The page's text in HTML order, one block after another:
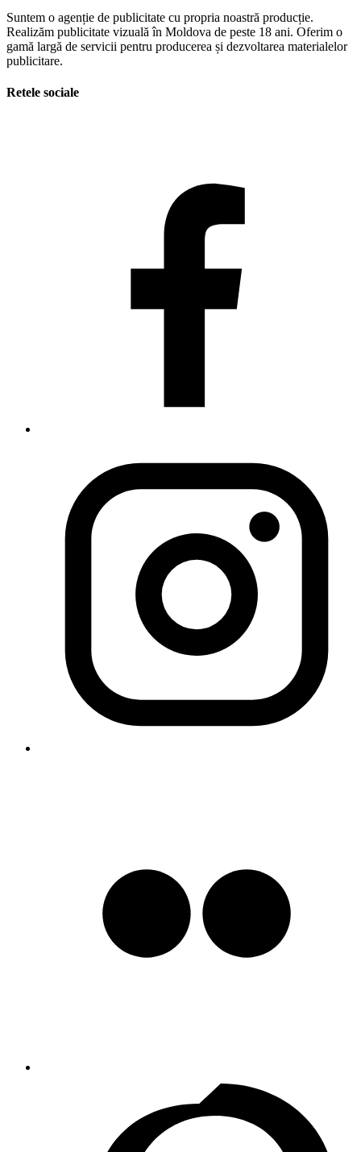
Suntem o agenție de publicitate cu propria noastră producție.
Realizăm publicitate vizuală în Moldova de peste 18 ani. Oferim o
gamă largă de servicii pentru producerea și dezvoltarea materialelor
publicitare.
Retele sociale